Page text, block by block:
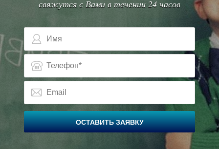
свяжутся с Вами в течении 24 часов
ОСТАВИТЬ ЗАЯВКУ